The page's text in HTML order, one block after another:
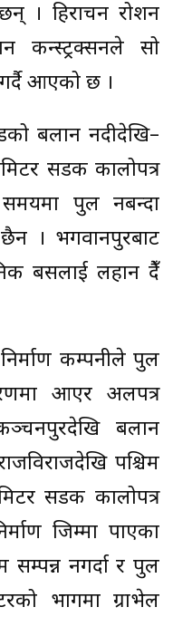
छन् । हिराचन रोशन
कन्स्ट्रक्सनले सो
आएको छ ।
बलान नदीदेखि–
सडक कालोपत्र
पुल नबन्दा
। भगवानपुरबाट
बसलाई लहान हुँदै
कम्पनीले पुल
आएर अलपत्र
बलान
पश्चिम
सडक कालोपत्र
जिम्मा पाएका
नगर्दा र पुल
भागमा ग्राभेल